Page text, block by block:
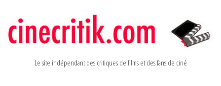
contenu
Le site indépendant des critiques de films et des fans de ciné